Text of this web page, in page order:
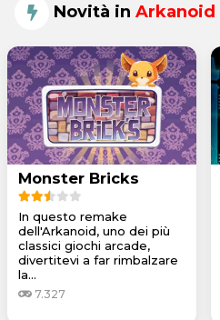
Novità in Arkanoid
Monster Bricks
In questo remake
dell'Arkanoid, uno dei più
classici giochi arcade,
divertitevi a far rimbalzare
la...
7.327